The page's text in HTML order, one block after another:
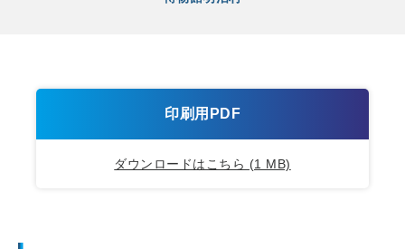
印刷用PDF
ダウンロードはこちら (1 MB)